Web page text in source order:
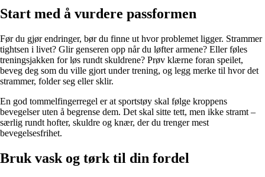
Start med å vurdere passformen
Før du gjør endringer, bør du finne ut hvor problemet ligger. Strammer
tightsen i livet? Glir genseren opp når du løfter armene? Eller føles
treningsjakken for løs rundt skuldrene? Prøv klærne foran speilet,
beveg deg som du ville gjort under trening, og legg merke til hvor det
strammer, folder seg eller sklir.
En god tommelfingerregel er at sportstøy skal følge kroppens
bevegelser uten å begrense dem. Det skal sitte tett, men ikke stramt –
særlig rundt hofter, skuldre og knær, der du trenger mest
bevegelsesfrihet.
Bruk vask og tørk til din fordel